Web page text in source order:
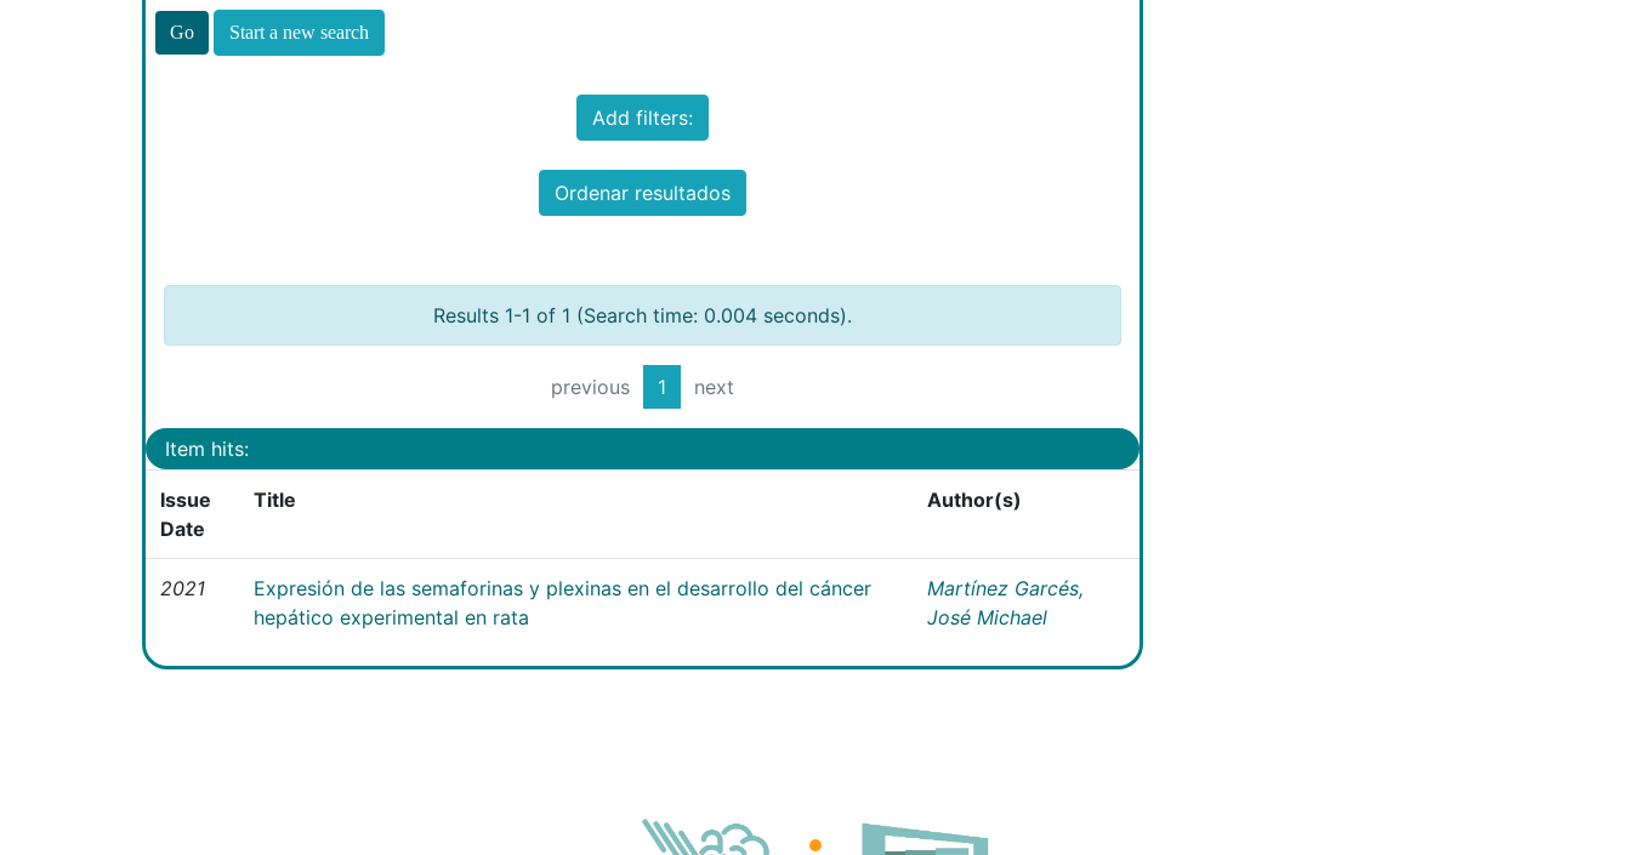
Start a new search
Add filters:
Ordenar resultados
Results 1-1 of 1 (Search time: 0.004 seconds).
previous 1 next
Item hits:
Issue
Date
Title Author(s)
2021
Expresión de las semaforinas y plexinas en el desarrollo del cáncer
hepático experimental en rata
Martínez Garcés,
José Michael